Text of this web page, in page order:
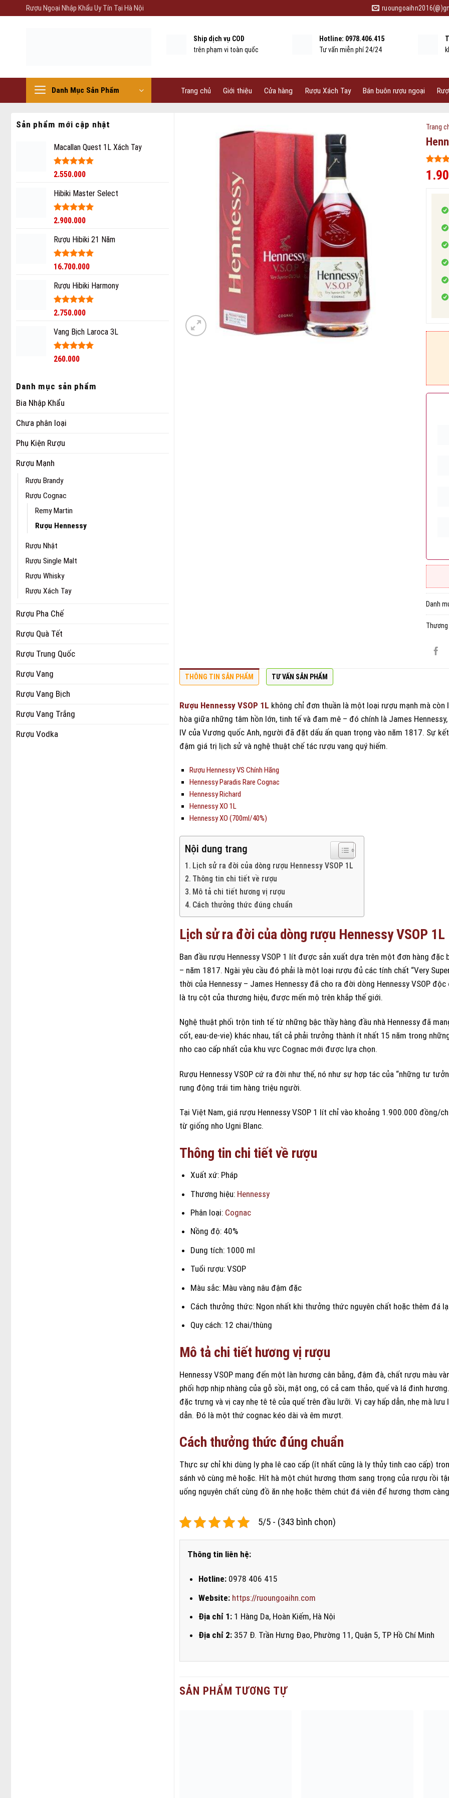
Rượu Ngoại Nhập Khẩu Uy Tín Tại Hà Nội
Ship dịch vụ COD
trên phạm vi toàn quốc
Hotline: 0978.406.415
Tư vấn miễn phí 24/24
Danh Mục Sản Phẩm Trang chủ Giới thiệu Cửa hàng Rượu Xách Tay Bán buôn rượu ngoại
Sản phẩm mới cập nhật
Macallan Quest 1L Xách Tay
Được xếp
sao
2.550.000
Hibiki Master Select
Được xếp
sao
2.900.000
Rượu Hibiki 21 Năm
Được xếp
sao
16.700.000
Rượu Hibiki Harmony
Được xếp
sao
2.750.000
Vang Bịch Laroca 3L
Được xếp
260.000
Danh mục sản phẩm
Bia Nhập Khẩu
Chưa phân loại
Phụ Kiện Rượu
Rượu Mạnh
Rượu Brandy
Rượu Cognac
Remy Martin
Rượu Hennessy
Rượu Nhật
Rượu Single Malt
Rượu Whisky
Rượu Xách Tay
Rượu Pha Chế
Rượu Quà Tết
Rượu Trung Quốc
Rượu Vang
Rượu Vang Bịch
Rượu Vang Trắng
Rượu Vodka
Trang
5trên
dựa
343
Danh
THÔNG TIN SẢN PHẨM TƯ VẤN SẢN PHẨM
Rượu Hennessy VSOP 1L không chỉ đơn thuần là một loại rượu mạnh mà
hòa giữa những tâm hồn lớn, tinh tế và đam mê – đó chính là James
IV của Vương quốc Anh, người đã đặt dấu ấn quan trọng vào năm 1817. Sự
đậm giá trị lịch sử và nghệ thuật chế tác rượu vang quý hiếm.
Rượu Hennessy VS Chính Hãng
Hennessy Paradis Rare Cognac
Hennessy Richard
Hennessy XO 1L
Hennessy XO (700ml/40%)
Nội dung trang
Lịch sử ra đời của dòng rượu Hennessy VSOP 1L
Thông tin chi tiết về rượu
Mô tả chi tiết hương vị rượu
Cách thưởng thức đúng chuẩn
Lịch sử ra đời của dòng rượu Hennessy VSOP 1L
Ban đầu rượu Hennessy VSOP 1 lít được sản xuất dựa trên một đơn hàng
– năm 1817. Ngài yêu cầu đó phải là một loại rượu đủ các tính chất “Very
thời của Hennessy – James Hennessy đã cho ra đời dòng Hennessy VSOP
là trụ cột của thương hiệu, được mến mộ trên khắp thế giới.
Nghệ thuật phối trộn tinh tế từ những bậc thầy hàng đầu nhà Hennessy đã
cốt, eau-de-vie) khác nhau, tất cả phải trưởng thành ít nhất 15 năm trong
nho cao cấp nhất của khu vực Cognac mới được lựa chọn.
Rượu Hennessy VSOP cứ ra đời như thế, nó như sự hợp tác của “những tư
rung động trái tim hàng triệu người.
Tại Việt Nam, giá rượu Hennessy VSOP 1 lít chỉ vào khoảng 1.900.000
từ giống nho Ugni Blanc.
Thông tin chi tiết về rượu
Xuất xứ: Pháp
Thương hiệu: Hennessy
Phân loại: Cognac
Nồng độ: 40%
Dung tích: 1000 ml
Tuổi rượu: VSOP
Màu sắc: Màu vàng nâu đậm đặc
Cách thưởng thức: Ngon nhất khi thưởng thức nguyên chất hoặc thêm đá
Quy cách: 12 chai/thùng
Mô tả chi tiết hương vị rượu
Hennessy VSOP mang đến một làn hương cân bằng, đậm đà, chất rượu màu
phối hợp nhịp nhàng của gỗ sồi, mật ong, có cả cam thảo, quế và lá đinh
đặc trưng và vị cay nhẹ tê tê của quế trên đầu lưỡi. Vị cay hấp dẫn, nhẹ mà
dẫn. Đó là một thứ cognac kéo dài và êm mượt.
Cách thưởng thức đúng chuẩn
Thực sự chỉ khi dùng ly pha lê cao cấp (ít nhất cũng là ly thủy tinh cao cấp)
sánh vô cùng mê hoặc. Hít hà một chút hương thơm sang trọng của rượu rồi
uống nguyên chất cùng đồ ăn nhẹ hoặc thêm chút đá viên để hương thơm
5/5 - (343 bình chọn)
Thông tin liên hệ:
Hotline: 0978 406 415
Website: https://ruoungoaihn.com
Địa chỉ 1: 1 Hàng Da, Hoàn Kiếm, Hà Nội
Địa chỉ 2: 357 Đ. Trần Hưng Đạo, Phường 11, Quận 5, TP Hồ Chí Minh
SẢN PHẨM TƯƠNG TỰ